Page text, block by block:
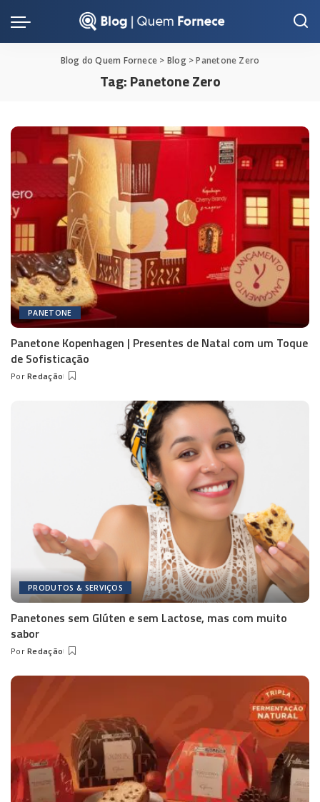
Blog do Quem Fornece > Blog>Panetone Zero
Tag:Panetone Zero
PANETONE
Panetone Kopenhagen | Presentes de Natal com um Toque
de Sofisticação
Posted
Por Redação
PRODUTOS & SERVIÇOS
Panetones sem Glúten e sem Lactose, mas com muito
sabor
Posted
Por Redação